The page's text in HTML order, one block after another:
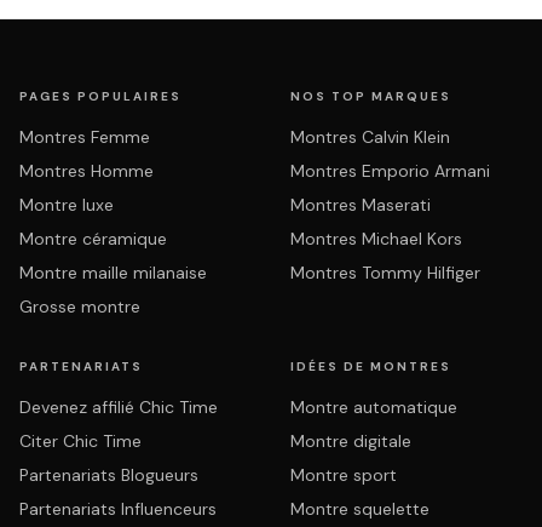
PAGES POPULAIRES
Montres Femme
Montres Homme
Montre luxe
Montre céramique
Montre maille milanaise
Grosse montre
NOS TOP MARQUES
Montres Calvin Klein
Montres Emporio Armani
Montres Maserati
Montres Michael Kors
Montres Tommy Hilfiger
PARTENARIATS
Devenez affilié Chic Time
Citer Chic Time
Partenariats Blogueurs
Partenariats Influenceurs
IDÉES DE MONTRES
Montre automatique
Montre digitale
Montre sport
Montre squelette